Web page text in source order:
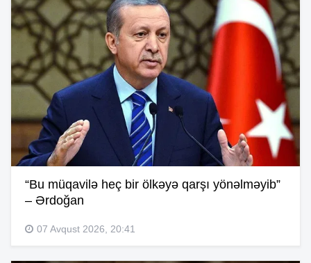
“Bu müqavilə heç bir ölkəyə qarşı yönəlməyib”
– Ərdoğan
07 Avqust 2026, 20:41